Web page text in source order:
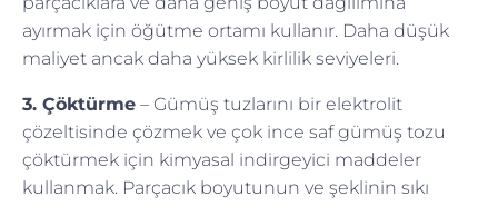
ayırmak için öğütme ortamı kullanır. Daha düşük
maliyet ancak daha yüksek kirlilik seviyeleri.
3. Çöktürme – Gümüş tuzlarını bir elektrolit
çözeltisinde çözmek ve çok ince saf gümüş tozu
çöktürmek için kimyasal indirgeyici maddeler
kullanmak. Parçacık boyutunun ve şeklinin sıkı